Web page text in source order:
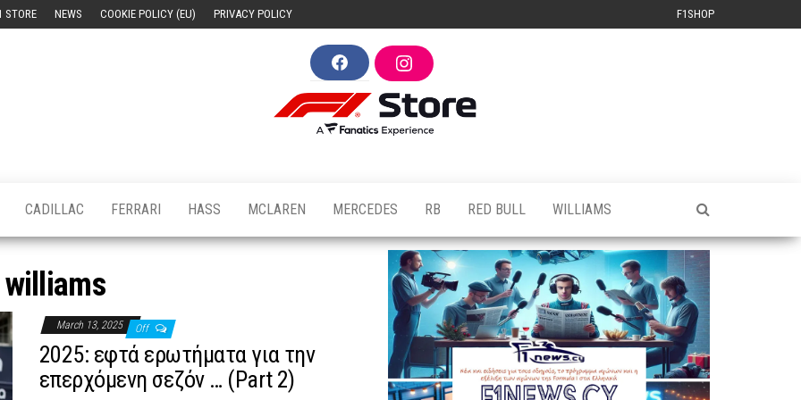
STORE NEWS COOKIE POLICY (EU) PRIVACY POLICY F1SHOP
F
a
c
e
b
o
I
n
s
t
a
g
CADILLAC FERRARI HASS MCLAREN MERCEDES RB RED BULL WILLIAMS
williams
March 13, 2025 Off
2025: εφτά ερωτήματα για την
επερχόμενη σεζόν … (Part 2)